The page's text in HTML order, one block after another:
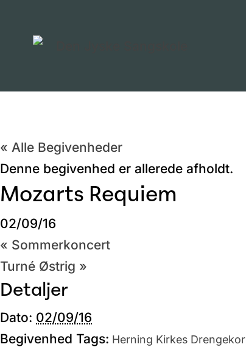
« Alle Begivenheder
Denne begivenhed er allerede afholdt.
Mozarts Requiem
02/09/16
« Sommerkoncert
Turné Østrig »
Detaljer
Dato: 02/09/16
Begivenhed Tags: Herning Kirkes Drengekor